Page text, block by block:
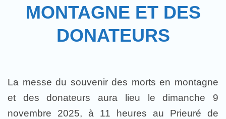
MONTAGNE ET DES
DONATEURS
La messe du souvenir des morts en montagne
et des donateurs aura lieu le dimanche 9
novembre 2025, à 11 heures au Prieuré de